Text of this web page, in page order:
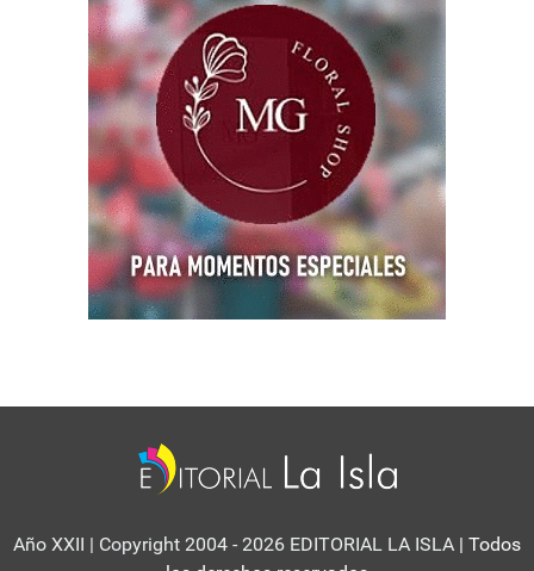
Año XXII | Copyright 2004 - 2026 EDITORIAL LA ISLA | Todos